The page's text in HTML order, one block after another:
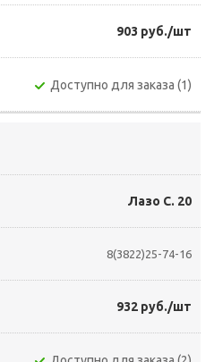
903 руб./шт
Доступно для заказа (1)
Лазо С. 20
8(3822)25-74-16
932 руб./шт